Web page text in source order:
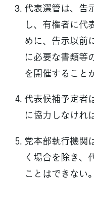
代表選管は、告
し、有権者に代
めに、告示以前
に必要な書類等
を開催すること
代表候補予定者
に協力しなけれ
党本部執行機関
く場合を除き、
ことはできない。